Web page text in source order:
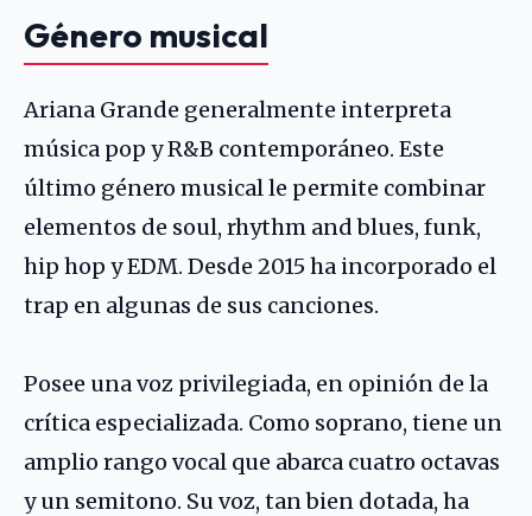
Género musical
Ariana Grande generalmente interpreta
música pop y R&B contemporáneo. Este
último género musical le permite combinar
elementos de soul, rhythm and blues, funk,
hip hop y EDM. Desde 2015 ha incorporado el
trap en algunas de sus canciones.
Posee una voz privilegiada, en opinión de la
crítica especializada. Como soprano, tiene un
amplio rango vocal que abarca cuatro octavas
y un semitono. Su voz, tan bien dotada, ha